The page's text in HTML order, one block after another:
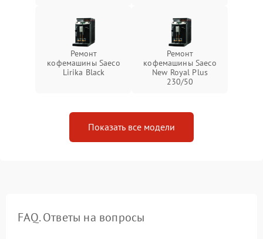
Ремонт
кофемашины Saeco
Lirika Black
Ремонт
кофемашины Saeco
New Royal Plus
230/50
Показать все модели
FAQ. Ответы на вопросы